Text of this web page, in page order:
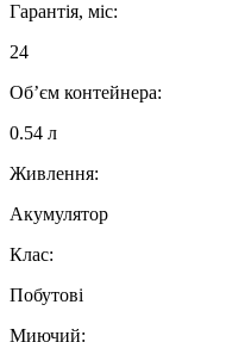
Гарантія, міс:
24
Об’єм контейнера:
0.54 л
Живлення:
Акумулятор
Клас:
Побутові
Миючий: